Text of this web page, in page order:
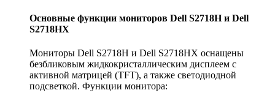
Основные функции мониторов Dell S2718H и Dell
S2718HX
Мониторы Dell S2718H и Dell S2718HX оснащены
безбликовым жидкокристаллическим дисплеем с
активной матрицей (TFT), а также светодиодной
подсветкой. Функции монитора: